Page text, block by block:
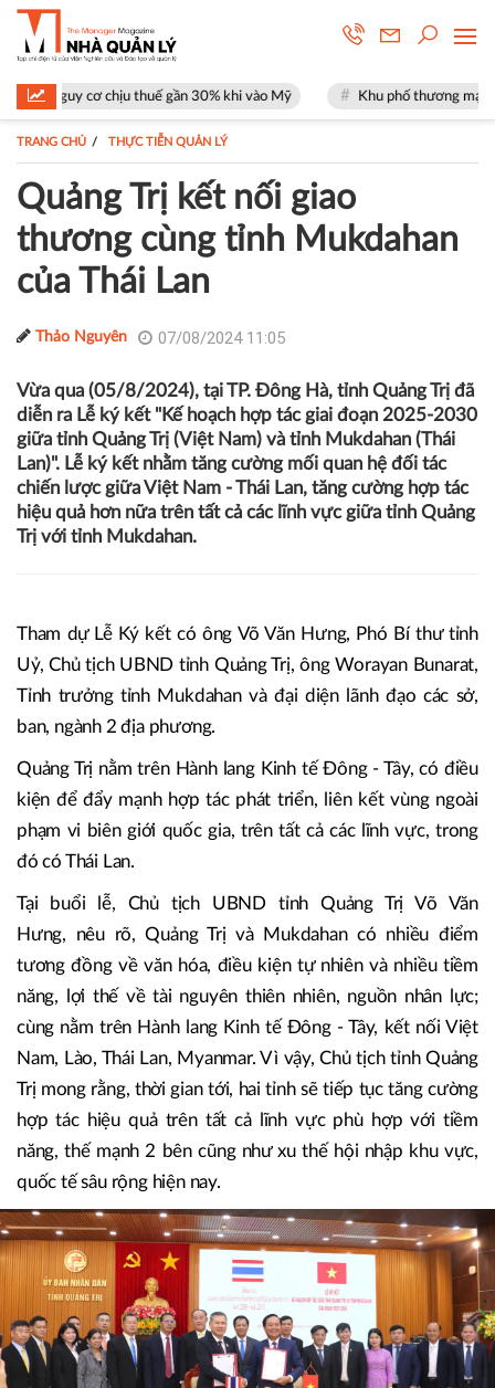
thuế gần 30% khi vào Mỹ Khu phố thương mại SOHO tại The
TRANG CHỦ THỰC TIỄN QUẢN LÝ
Quảng Trị kết nối giao
thương cùng tỉnh Mukdahan
của Thái Lan
Thảo Nguyên 07/08/2024 11:05
Vừa qua (05/8/2024), tại TP. Đông Hà, tỉnh Quảng Trị đã
diễn ra Lễ ký kết "Kế hoạch hợp tác giai đoạn 2025-2030
giữa tỉnh Quảng Trị (Việt Nam) và tỉnh Mukdahan (Thái
Lan)". Lễ ký kết nhằm tăng cường mối quan hệ đối tác
chiến lược giữa Việt Nam - Thái Lan, tăng cường hợp tác
hiệu quả hơn nữa trên tất cả các lĩnh vực giữa tỉnh Quảng
Trị với tỉnh Mukdahan.
Tham dự Lễ Ký kết có ông Võ Văn Hưng, Phó Bí thư tỉnh
Uỷ, Chủ tịch UBND tỉnh Quảng Trị, ông Worayan Bunarat,
Tỉnh trưởng tỉnh Mukdahan và đại diện lãnh đạo các sở,
ban, ngành 2 địa phương.
Quảng Trị nằm trên Hành lang Kinh tế Đông - Tây, có điều
kiện để đẩy mạnh hợp tác phát triển, liên kết vùng ngoài
phạm vi biên giới quốc gia, trên tất cả các lĩnh vực, trong
đó có Thái Lan.
Tại buổi lễ, Chủ tịch UBND tỉnh Quảng Trị Võ Văn
Hưng, nêu rõ, Quảng Trị và Mukdahan có nhiều điểm
tương đồng về văn hóa, điều kiện tự nhiên và nhiều tiềm
năng, lợi thế về tài nguyên thiên nhiên, nguồn nhân lực;
cùng nằm trên Hành lang Kinh tế Đông - Tây, kết nối Việt
Nam, Lào, Thái Lan, Myanmar. Vì vậy, Chủ tịch tỉnh Quảng
Trị mong rằng, thời gian tới, hai tỉnh sẽ tiếp tục tăng cường
hợp tác hiệu quả trên tất cả lĩnh vực phù hợp với tiềm
năng, thế mạnh 2 bên cũng như xu thế hội nhập khu vực,
quốc tế sâu rộng hiện nay.